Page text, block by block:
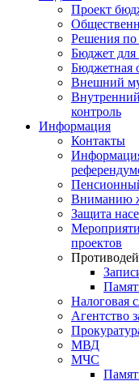
Проект
Решения
Бюджет для
Бюджетная
Внешний
контроль
Информация
Контакты
Вниманию
Защита
проектов
Налоговая
Агентство
МВД
МЧС